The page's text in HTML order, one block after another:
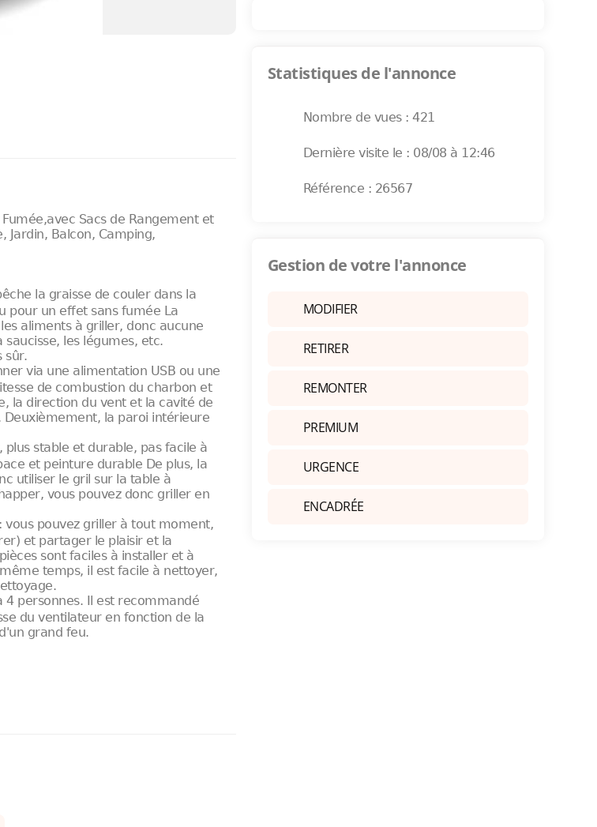
Sacs de Rangement et
Jardin, Balcon, Camping,
la graisse de couler dans la
pour un effet sans fumée La
aliments à griller, donc aucune
les légumes, etc.
sûr.
via une alimentation USB ou une
de combustion du charbon et
la direction du vent et la cavité de
la paroi intérieure
plus stable et durable, pas facile à
et peinture durable De plus, la
utiliser le gril sur la table à
vous pouvez donc griller en
vous pouvez griller à tout moment,
et partager le plaisir et la
sont faciles à installer et à
temps, il est facile à nettoyer,
4 personnes. Il est recommandé
du ventilateur en fonction de la
grand feu.
Statistiques de l'annonce
Nombre de vues : 421
Dernière visite le : 08/08 à 12:46
Référence : 26567
Gestion de votre l'annonce
MODIFIER
RETIRER
REMONTER
PREMIUM
URGENCE
ENCADRÉE